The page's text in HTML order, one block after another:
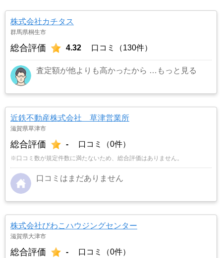
株式会社カチタス
群馬県桐生市
総合評価 4.32 口コミ（130件）
査定額が他よりも高かったから …もっと見る
近鉄不動産株式会社 草津営業所
滋賀県草津市
総合評価 - 口コミ（0件）
※口コミ数が規定件数に満たないため、総合評価はありません。
口コミはまだありません
株式会社びわこハウジングセンター
滋賀県大津市
総合評価 - 口コミ（0件）